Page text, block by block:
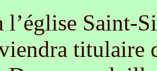
l’église Saint-
titulaire